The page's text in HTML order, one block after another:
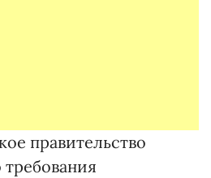
правительство